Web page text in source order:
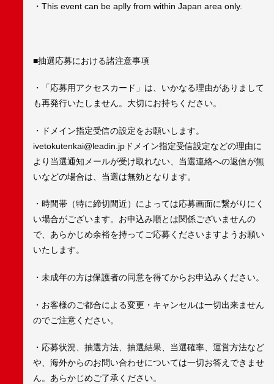
・This event can be aplly from within Japan area only.
■抽選応募における諸注意事項
・「応募用アクセスカード」は、いかなる理由がありまして
も再発行いたしません。大切にお持ちください。
・ドメイン指定受信の設定をお願いします。
ivetokutenkai@leadin.jpドメイン指定受信設定などの理由に
より当選通知メールが受け取れない、当選連絡への返信が無
いなどの場合は、当選は無効となります。
・時間帯（特に締切間近）によっては応募画面に繋がりにく
い場合がございます。お申込み順とは関係ございませんの
で、あらかじめ余裕を持ってご応募くださいますようお願い
いたします。
・未成年の方は保護者の同意を得てからお申込みください。
・お客様のご都合による変更・キャンセルは一切出来ません
のでご注意ください。
・応募状況、抽選方法、抽選結果、当選確率、運営方法など
や、海外からのお問い合わせについては一切お答えできませ
ん。あらかじめご了承ください。